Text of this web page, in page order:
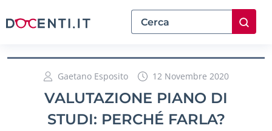
Gaetano Esposito 12 Novembre 2020
VALUTAZIONE PIANO DI
STUDI: PERCHÉ FARLA?